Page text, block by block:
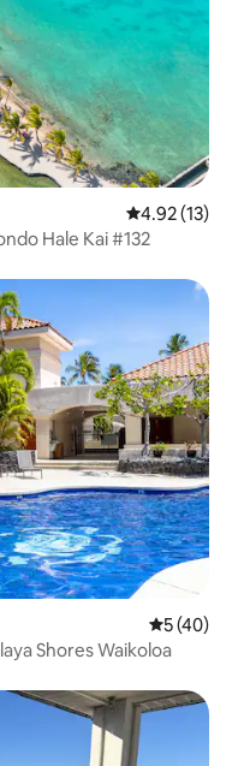
Calificación
4.92 (13)
Waikoloa Shores Beach Resort Condo Hale Kai #132
5 (40)
Shores Waikoloa